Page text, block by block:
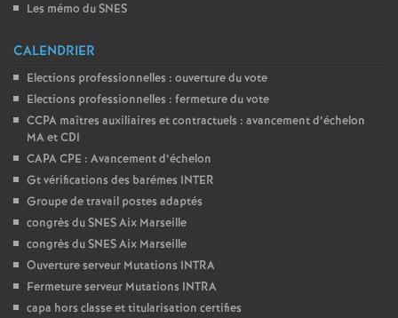
Les mémo du SNES
CALENDRIER
Elections professionnelles : ouverture du vote
Elections professionnelles : fermeture du vote
CCPA maîtres auxiliaires et contractuels : avancement d’échelon
MA et CDI
CAPA CPE : Avancement d’échelon
Gt vérifications des barémes INTER
Groupe de travail postes adaptés
congrès du SNES Aix Marseille
congrès du SNES Aix Marseille
Ouverture serveur Mutations INTRA
Fermeture serveur Mutations INTRA
capa hors classe et titularisation certifies